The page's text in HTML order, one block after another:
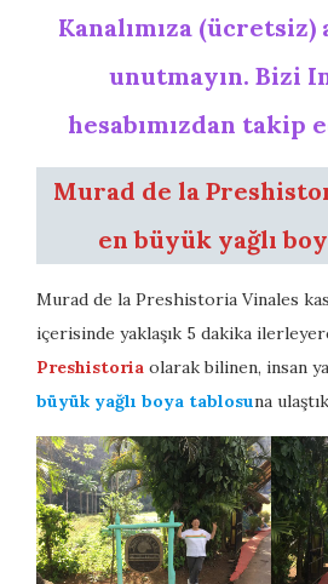
Kanalımıza (ücretsiz)
unutmayın. Bizi
hesabımızdan takip
Murad de la
en büyük yağlı
Murad de la Preshistoria Vinales
içerisinde yaklaşık 5 dakika
Preshistoria olarak bilinen, insan
büyük yağlı boya tablosuna